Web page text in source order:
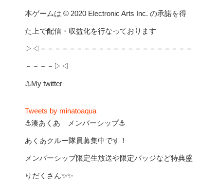
本ゲームは © 2020 Electronic Arts Inc. の承諾を得
た上で配信・収益化を行なっております
▷◁－－－－－－－－－－－－－－－－－－－－－
－－－－▷◁
⚓My twitter
Tweets by minatoaqua
⚓湊あくあ メンバーシップ⚓
あくあクルー隊員募集中です！
メンバーシップ限定生放送や限定バッジなど特典盛
りだくさん✨✨